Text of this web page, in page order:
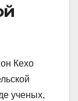
Кехо
ученых,